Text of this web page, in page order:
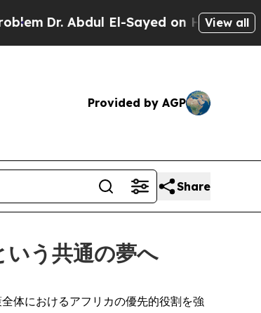
Abdul El-Sayed on Historic Michigan
View all
Provided by AGP
Share
いう共通の夢へ
体におけるアフリカの優先的役割を強